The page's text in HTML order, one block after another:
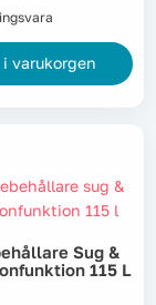
i varukorgen
Sug &
115 L